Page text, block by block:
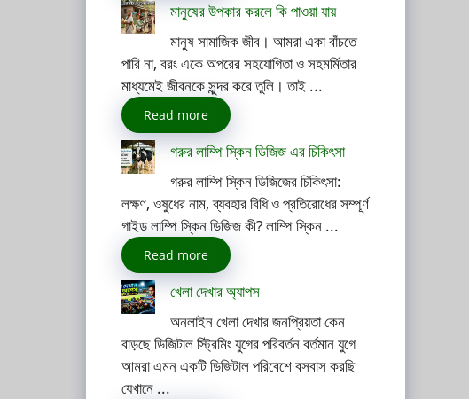
মানুষের উপকার করলে কি পাওয়া যায়
মানুষ সামাজিক জীব। আমরা একা বাঁচতে
পারি না, বরং একে অপরের সহযোগিতা ও সহমর্মিতার
মাধ্যমেই জীবনকে সুন্দর করে তুলি। তাই ...
Read more
গরুর লাম্পি স্কিন ডিজিজ এর চিকিৎসা
গরুর লাম্পি স্কিন ডিজিজের চিকিৎসা:
লক্ষণ, ওষুধের নাম, ব্যবহার বিধি ও প্রতিরোধের সম্পূর্ণ
গাইড লাম্পি স্কিন ডিজিজ কী? লাম্পি স্কিন ...
Read more
খেলা দেখার অ্যাপস
অনলাইন খেলা দেখার জনপ্রিয়তা কেন
বাড়ছে ডিজিটাল স্ট্রিমিং যুগের পরিবর্তন বর্তমান যুগে
আমরা এমন একটি ডিজিটাল পরিবেশে বসবাস করছি
যেখানে ...